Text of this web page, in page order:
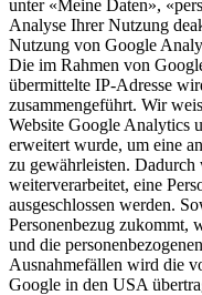
unter «Meine Daten»,
Analyse Ihrer Nutzung
Nutzung von Google
Die im Rahmen von
übermittelte IP-Adresse
zusammengeführt. Wir
Website Google Analytics
erweitert wurde, um eine
zu gewährleisten.
weiterverarbeitet, eine
ausgeschlossen werden.
Personenbezug zukommt,
und die
Ausnahmefällen wird die
Google in den USA